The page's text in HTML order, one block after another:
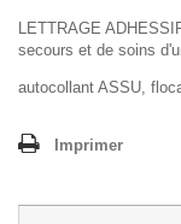
LETTRAGE
secours et de soins
autocollant ASSU,
Imprimer